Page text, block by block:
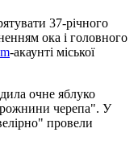
37-річного
ока і головного
-акаунті міської
очне яблуко
черепа". У
провели